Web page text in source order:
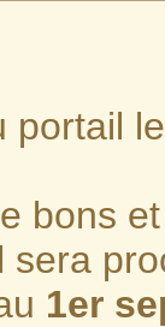
portail
bons
sera
1er